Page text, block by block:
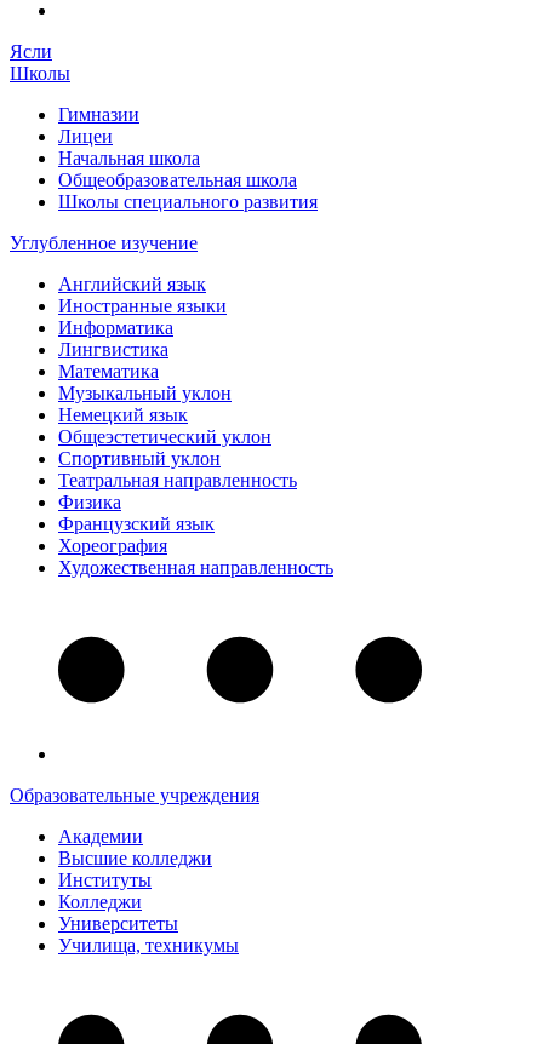
Ясли
Школы
Гимназии
Лицеи
Начальная школа
Общеобразовательная школа
Школы специального развития
Углубленное изучение
Английский язык
Иностранные языки
Информатика
Лингвистика
Математика
Музыкальный уклон
Немецкий язык
Общеэстетический уклон
Спортивный уклон
Театральная направленность
Физика
Французский язык
Хореография
Художественная направленность
Образовательные учреждения
Академии
Высшие колледжи
Институты
Колледжи
Университеты
Училища, техникумы